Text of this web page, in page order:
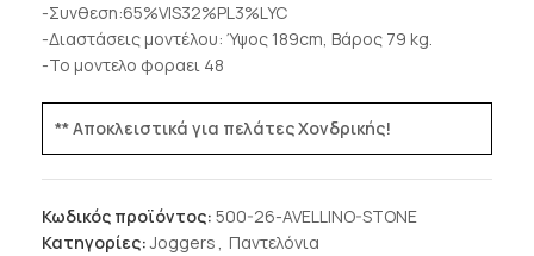
-Συνθεση:65%VIS32%PL3%LYC
-Διαστάσεις μοντέλου: Ύψος 189cm, Βάρος 79 kg.
-Το μοντελο φοραει 48
** Αποκλειστικά για πελάτες Χονδρικής!
Κωδικός προϊόντος: 500-26-AVELLINO-STONE
Κατηγορίες: Joggers , Παντελόνια